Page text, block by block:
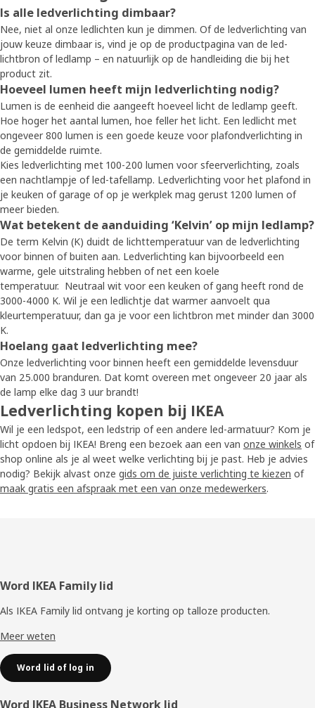
Is alle ledverlichting dimbaar?
Nee, niet al onze ledlichten kun je dimmen. Of de ledverlichting van
jouw keuze dimbaar is, vind je op de productpagina van de led-
lichtbron of ledlamp – en natuurlijk op de handleiding die bij het
product zit.
Hoeveel lumen heeft mijn ledverlichting nodig?
Lumen is de eenheid die aangeeft hoeveel licht de ledlamp geeft.
Hoe hoger het aantal lumen, hoe feller het licht. Een ledlicht met
ongeveer 800 lumen is een goede keuze voor plafondverlichting in
de gemiddelde ruimte.
Kies ledverlichting met 100-200 lumen voor sfeerverlichting, zoals
een nachtlampje of led-tafellamp. Ledverlichting voor het plafond in
je keuken of garage of op je werkplek mag gerust 1200 lumen of
meer bieden.
Wat betekent de aanduiding ‘Kelvin’ op mijn ledlamp?
De term Kelvin (K) duidt de lichttemperatuur van de ledverlichting
voor binnen of buiten aan. Ledverlichting kan bijvoorbeeld een
warme, gele uitstraling hebben of net een koele
temperatuur. Neutraal wit voor een keuken of gang heeft rond de
3000-4000 K. Wil je een ledlichtje dat warmer aanvoelt qua
kleurtemperatuur, dan ga je voor een lichtbron met minder dan 3000
K.
Hoelang gaat ledverlichting mee?
Onze ledverlichting voor binnen heeft een gemiddelde levensduur
van 25.000 branduren. Dat komt overeen met ongeveer 20 jaar als
de lamp elke dag 3 uur brandt!
Ledverlichting kopen bij IKEA
Wil je een ledspot, een ledstrip of een andere led-armatuur? Kom je
licht opdoen bij IKEA! Breng een bezoek aan een van onze winkels of
shop online als je al weet welke verlichting bij je past. Heb je advies
nodig? Bekijk alvast onze gids om de juiste verlichting te kiezen of
maak gratis een afspraak met een van onze medewerkers.
Voettekst
Word IKEA Family lid
Als IKEA Family lid ontvang je korting op talloze producten.
Meer weten
Word lid of log in
Word IKEA Business Network lid